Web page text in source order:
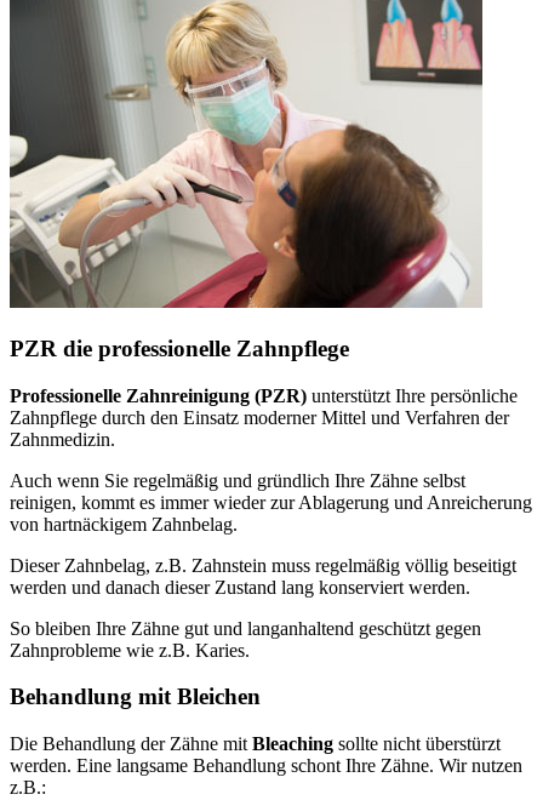
PZR die professionelle Zahnpflege
Professionelle Zahnreinigung (PZR) unterstützt Ihre persönliche
Zahnpflege durch den Einsatz moderner Mittel und Verfahren der
Zahnmedizin.
Auch wenn Sie regelmäßig und gründlich Ihre Zähne selbst
reinigen, kommt es immer wieder zur Ablagerung und Anreicherung
von hartnäckigem Zahnbelag.
Dieser Zahnbelag, z.B. Zahnstein muss regelmäßig völlig beseitigt
werden und danach dieser Zustand lang konserviert werden.
So bleiben Ihre Zähne gut und langanhaltend geschützt gegen
Zahnprobleme wie z.B. Karies.
Behandlung mit Bleichen
Die Behandlung der Zähne mit Bleaching sollte nicht überstürzt
werden. Eine langsame Behandlung schont Ihre Zähne. Wir nutzen
z.B.: